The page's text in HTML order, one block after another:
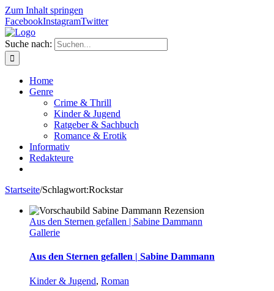
Zum Inhalt springen
FacebookInstagramTwitter
Suche nach:
Home
Genre
Crime & Thrill
Kinder & Jugend
Ratgeber & Sachbuch
Romance & Erotik
Informativ
Redakteure
Startseite/Schlagwort:Rockstar
Aus den Sternen gefallen | Sabine Dammann
Gallerie
Aus den Sternen gefallen | Sabine Dammann
Kinder & Jugend, Roman